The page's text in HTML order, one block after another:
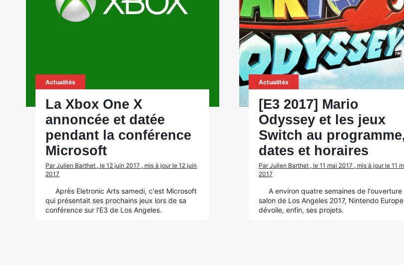
Actualités
La Xbox One X
annoncée et datée
pendant la conférence
Microsoft
Par Julien Barthet , le 12 juin 2017 , mis à jour le 12 juin
2017
Après Eletronic Arts samedi, c'est Microsoft
qui présentait ses prochains jeux lors de sa
conférence sur l'E3 de Los Angeles.
Actualités
[E3 2017] Mario
Odyssey et les jeux
Switch au
dates et horaires
Par Julien Barthet , le 11 mai 2017 , mis à jour le 11
2017
A environ quatre semaines de l'ouverture
salon de Los Angeles 2017, Nintendo Europe
dévoile, enfin, ses projets.